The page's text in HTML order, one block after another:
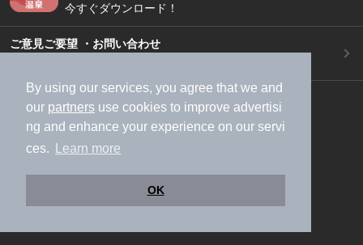
By using our services, you agree that we and
our partners use cookies to improve advertisi
ng and enhance your experience on our servi
ces.
Learn more
OK
今すぐダウンロード！
ご意見ご要望 ・お問い合わせ
スマートフォン
加盟店募集（資料請求）
広告出稿のご案内
利用規約
個人情報保護ポリシー